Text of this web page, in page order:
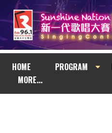
HOME PROGRAM
MORE...